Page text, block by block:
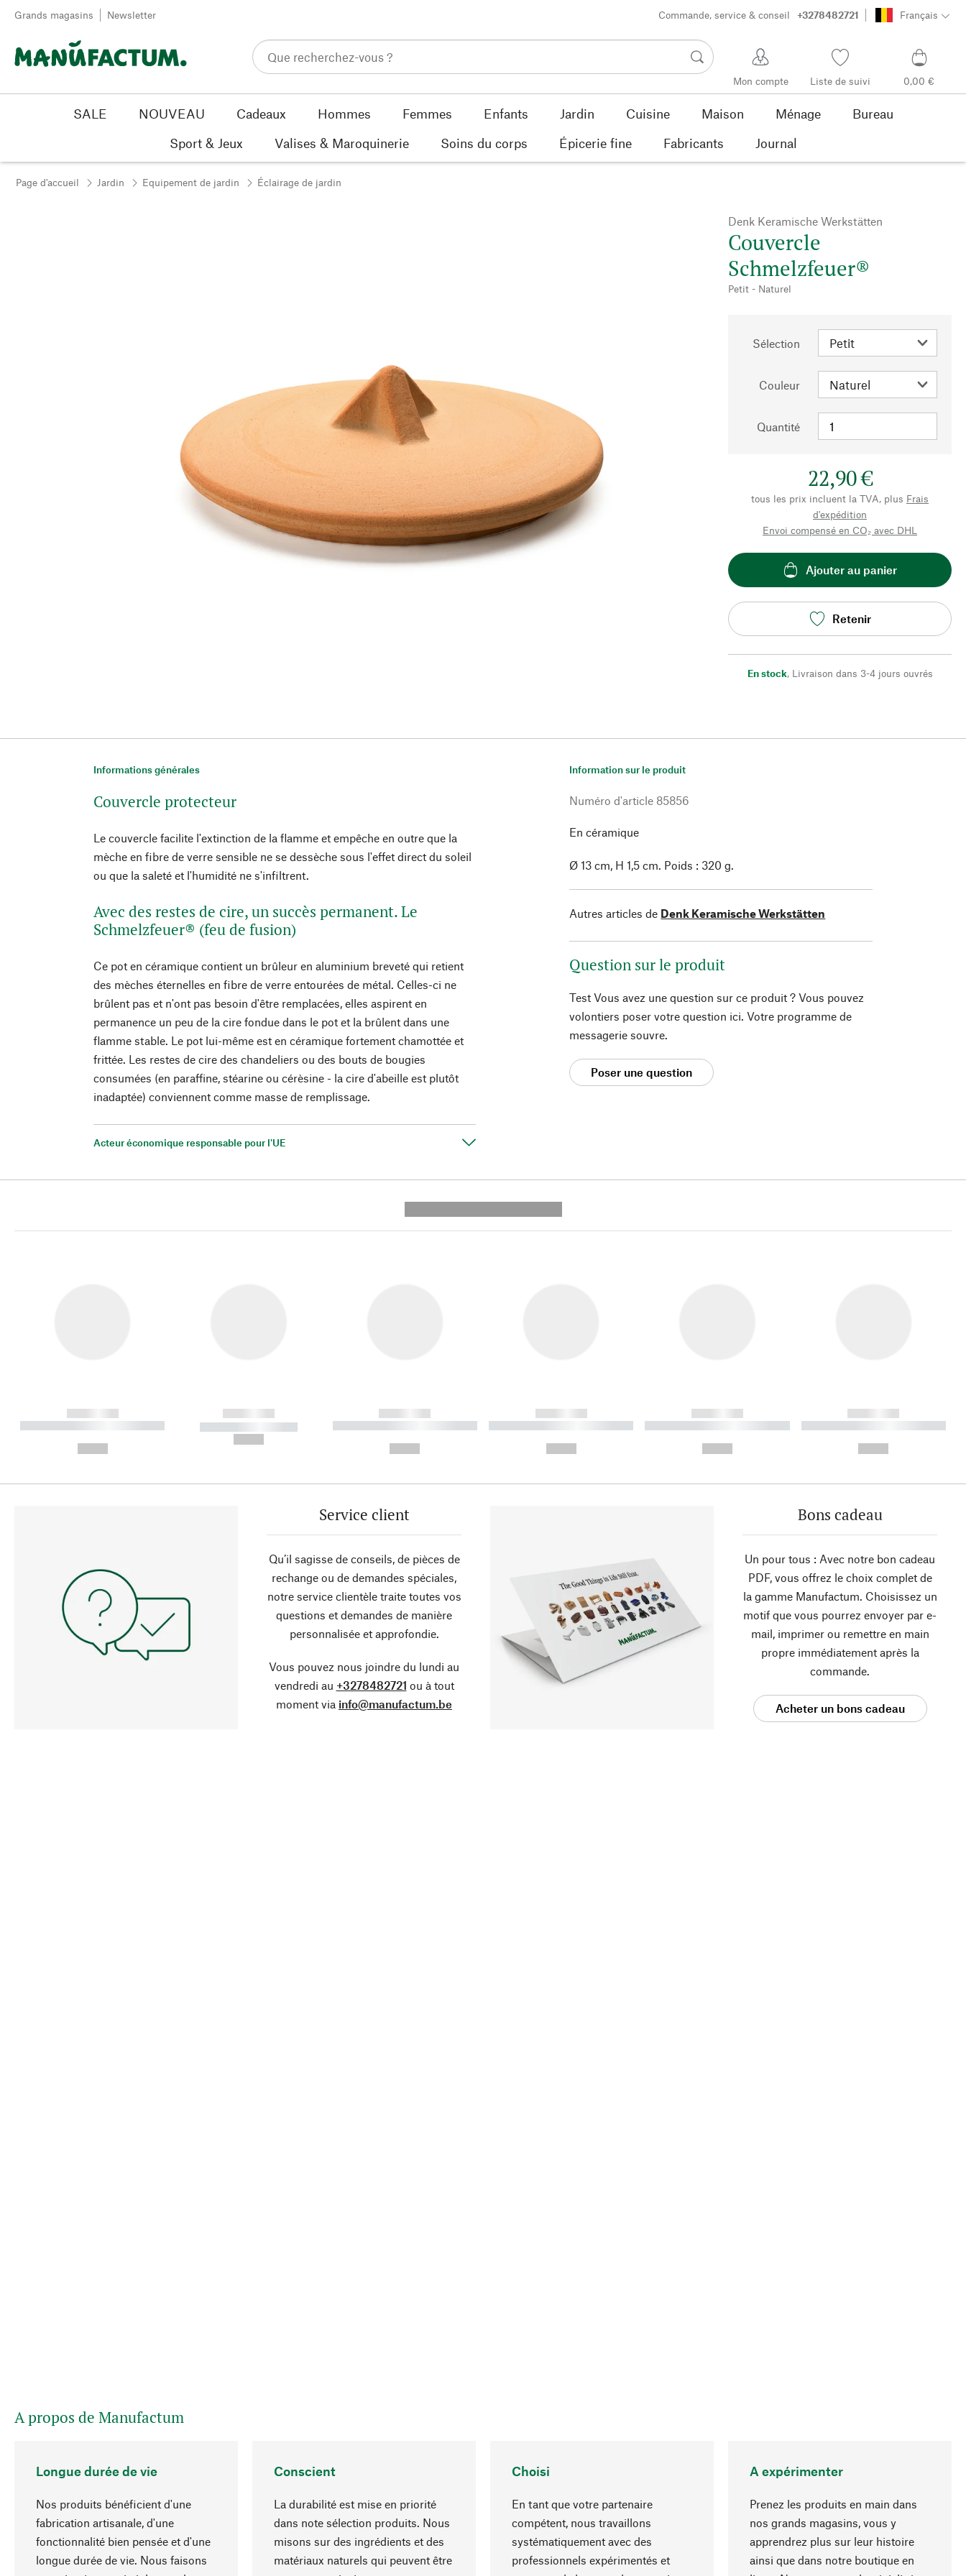
Passer au contenu
Grands magasins Newsletter Commande, service & conseil +3278482721 Français
Mon compte Liste de suivi 0,00 €
SALE NOUVEAU Cadeaux Hommes Femmes Enfants Jardin Cuisine Maison Ménage
Bureau
Sport & Jeux
Valises & Maroquinerie Soins du corps Épicerie fine Fabricants Journal
Page d'accueil Jardin Equipement de jardin Éclairage de jardin
Denk Keramische Werkstätten
Couvercle
Schmelzfeuer®
Petit - Naturel
Sélection
Couleur
Quantité
22,90 €
tous les prix incluent la TVA, plus Frais
d'expédition
Envoi compensé en CO₂ avec DHL
Ajouter au panier
Retenir
En stock, Livraison dans 3-4 jours ouvrés
Informations générales
Couvercle protecteur
Le couvercle facilite l'extinction de la flamme et empêche en outre que la
mèche en fibre de verre sensible ne se dessèche sous l'effet direct du soleil
ou que la saleté et l'humidité ne s'infiltrent.
Avec des restes de cire, un succès permanent. Le
Schmelzfeuer® (feu de fusion)
Ce pot en céramique contient un brûleur en aluminium breveté qui retient
des mèches éternelles en fibre de verre entourées de métal. Celles-ci ne
brûlent pas et n'ont pas besoin d'être remplacées, elles aspirent en
permanence un peu de la cire fondue dans le pot et la brûlent dans une
flamme stable. Le pot lui-même est en céramique fortement chamottée et
frittée. Les restes de cire des chandeliers ou des bouts de bougies
consumées (en paraffine, stéarine ou cérèsine - la cire d'abeille est plutôt
inadaptée) conviennent comme masse de remplissage.
Acteur économique responsable pour l'UE
Information sur le produit
Numéro d'article 85856
En céramique
Ø 13 cm, H 1,5 cm. Poids : 320 g.
Autres articles de Denk Keramische Werkstätten
Question sur le produit
Test Vous avez une question sur ce produit ? Vous pouvez
volontiers poser votre question ici. Votre programme de
messagerie souvre.
Poser une question
------------
----------- ----------- ----------
------------
----------- -----------
------------
----------- ----------- ----------
------------
----------- ----------- ----------
------------
----------- ----------- ----------
------------
----------- ----------- ----------
Service client
Qu’il sagisse de conseils, de pièces de
rechange ou de demandes spéciales,
notre service clientèle traite toutes vos
questions et demandes de manière
personnalisée et approfondie.
Vous pouvez nous joindre du lundi au
vendredi au +3278482721 ou à tout
moment via info@manufactum.be
Bons cadeau
Un pour tous : Avec notre bon cadeau
PDF, vous offrez le choix complet de
la gamme Manufactum. Choisissez un
motif que vous pourrez envoyer par e-
mail, imprimer ou remettre en main
propre immédiatement après la
commande.
Acheter un bons cadeau
A propos de Manufactum
Longue durée de vie
Nos produits bénéficient d'une
fabrication artisanale, d'une
fonctionnalité bien pensée et d'une
longue durée de vie. Nous faisons
Conscient
La durabilité est mise en priorité
dans note sélection produits. Nous
misons sur des ingrédients et des
matériaux naturels qui peuvent être
Choisi
En tant que votre partenaire
compétent, nous travaillons
systématiquement avec des
professionnels expérimentés et
A expérimenter
Prenez les produits en main dans
nos grands magasins, vous y
apprendrez plus sur leur histoire
ainsi que dans notre boutique en